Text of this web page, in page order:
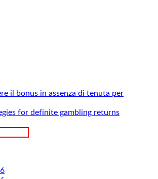
il bonus in assenza di tenuta per
for definite gambling returns